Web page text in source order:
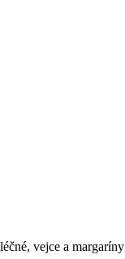
vejce a margaríny